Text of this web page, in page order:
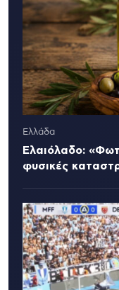
Ελλάδα
Ελαιόλαδο:
φυσικές